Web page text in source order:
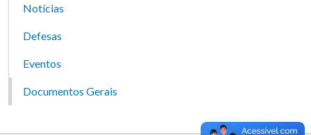
Notícias
Defesas
Eventos
Documentos Gerais